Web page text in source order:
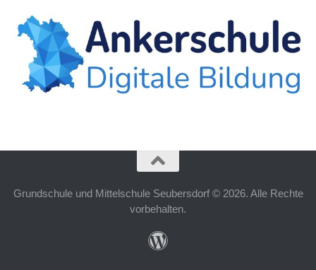
Grundschule und Mittelschule Seubersdorf © 2026. Alle Rechte
vorbehalten.